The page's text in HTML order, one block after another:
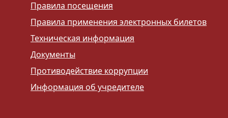
Правила посещения
Правила применения электронных билетов
Техническая информация
Документы
Противодействие коррупции
Информация об учредителе